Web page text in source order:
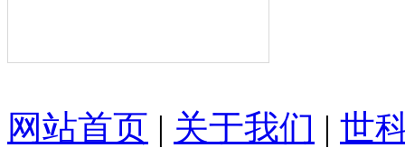
网站首页 | 关于我们 | 世